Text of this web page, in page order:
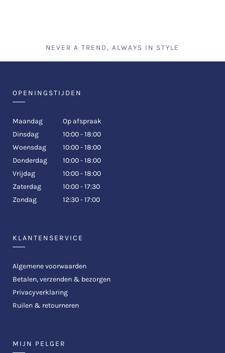
NEVER A TREND, ALWAYS IN STYLE
OPENINGSTIJDEN
Maandag
Op afspraak
Dinsdag
10:00 - 18:00
Woensdag
10:00 - 18:00
Donderdag
10:00 - 18:00
Vrijdag
10:00 - 18:00
Zaterdag
10:00 - 17:30
Zondag
12:30 - 17:00
KLANTENSERVICE
Algemene voorwaarden
Betalen, verzenden & bezorgen
Privacyverklaring
Ruilen & retourneren
MIJN PELGER